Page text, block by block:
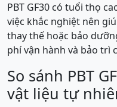
PBT GF30 có tuổi thọ
việc khắc nghiệt nên
thay thế hoặc bảo
phí vận hành và bảo trì
So sánh PBT
vật liệu tự